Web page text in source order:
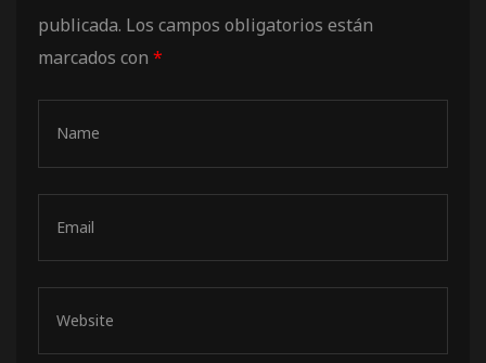
publicada. Los campos obligatorios están
marcados con *
Series